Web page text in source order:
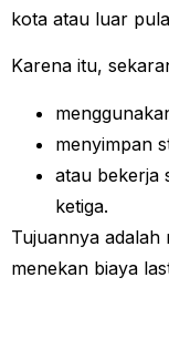
kota atau luar
Karena itu,
menyimpan
atau bekerja
ketiga.
Tujuannya adalah
menekan biaya